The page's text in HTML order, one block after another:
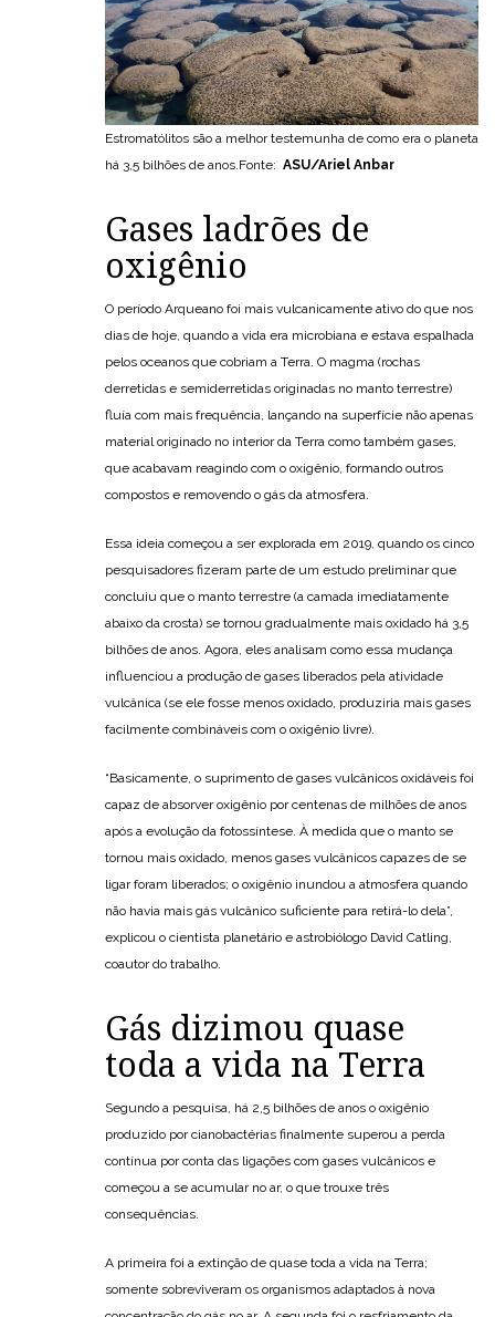
Estromatólitos são a melhor testemunha de como era o planeta
há 3,5 bilhões de anos.Fonte: ASU/Ariel Anbar
Gases ladrões de
oxigênio
O período Arqueano foi mais vulcanicamente ativo do que nos
dias de hoje, quando a vida era microbiana e estava espalhada
pelos oceanos que cobriam a Terra. O magma (rochas
derretidas e semiderretidas originadas no manto terrestre)
fluía com mais frequência, lançando na superfície não apenas
material originado no interior da Terra como também gases,
que acabavam reagindo com o oxigênio, formando outros
compostos e removendo o gás da atmosfera.
Essa ideia começou a ser explorada em 2019, quando os cinco
pesquisadores fizeram parte de um estudo preliminar que
concluiu que o manto terrestre (a camada imediatamente
abaixo da crosta) se tornou gradualmente mais oxidado há 3,5
bilhões de anos. Agora, eles analisam como essa mudança
influenciou a produção de gases liberados pela atividade
vulcânica (se ele fosse menos oxidado, produziria mais gases
facilmente combináveis com o oxigênio livre).
“Basicamente, o suprimento de gases vulcânicos oxidáveis foi
capaz de absorver oxigênio por centenas de milhões de anos
após a evolução da fotossíntese. À medida que o manto se
tornou mais oxidado, menos gases vulcânicos capazes de se
ligar foram liberados; o oxigênio inundou a atmosfera quando
não havia mais gás vulcânico suficiente para retirá-lo dela”,
explicou o cientista planetário e astrobiólogo David Catling,
coautor do trabalho.
Gás dizimou quase
toda a vida na Terra
Segundo a pesquisa, há 2,5 bilhões de anos o oxigênio
produzido por cianobactérias finalmente superou a perda
contínua por conta das ligações com gases vulcânicos e
começou a se acumular no ar, o que trouxe três
consequências.
A primeira foi a extinção de quase toda a vida na Terra;
somente sobreviveram os organismos adaptados à nova